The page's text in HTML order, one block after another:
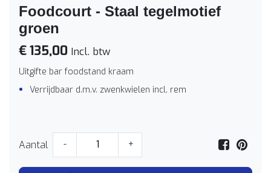
Foodcourt - Staal tegelmotief
groen
€ 135,00 Incl. btw
Uitgifte bar foodstand kraam
Verrijdbaar d.m.v. zwenkwielen incl. rem
Aantal - +